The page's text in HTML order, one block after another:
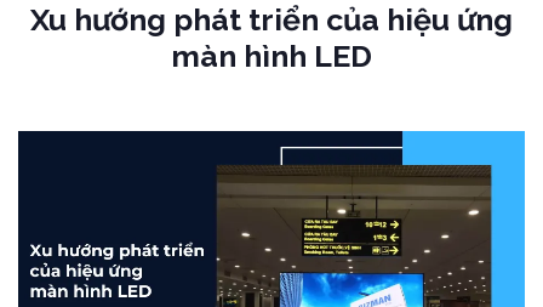
Xu hướng phát triển của hiệu ứng
màn hình LED